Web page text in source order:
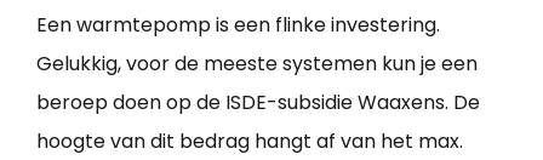
Een warmtepomp is een flinke investering.
Gelukkig, voor de meeste systemen kun je een
beroep doen op de ISDE-subsidie Waaxens. De
hoogte van dit bedrag hangt af van het max.